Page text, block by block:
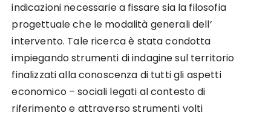
indicazioni necessarie a fissare sia la filosofia
progettuale che le modalità generali dell’
intervento. Tale ricerca è stata condotta
impiegando strumenti di indagine sul territorio
finalizzati alla conoscenza di tutti gli aspetti
economico – sociali legati al contesto di
riferimento e attraverso strumenti volti